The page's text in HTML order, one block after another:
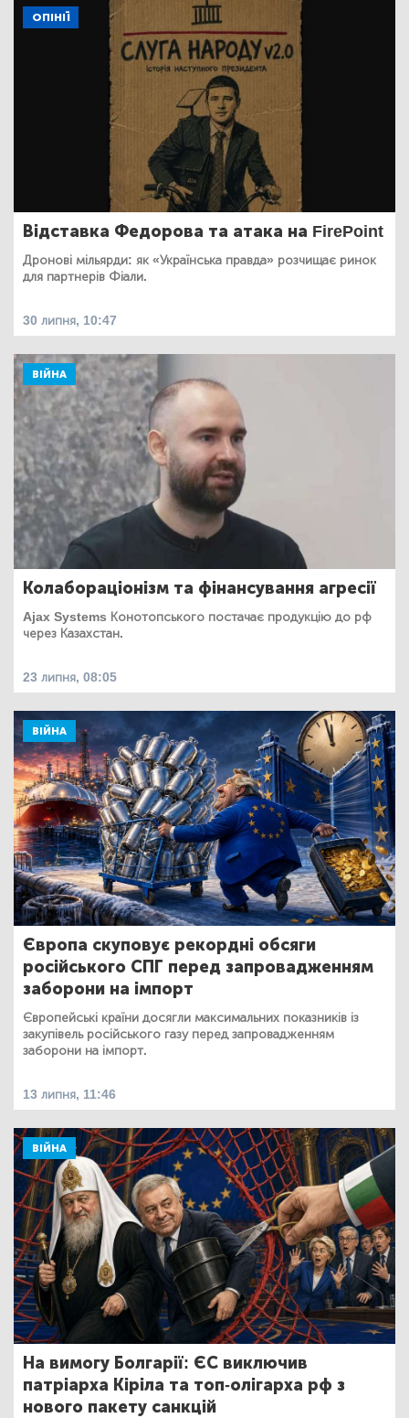
ОПІНІЇ
Відставка Федорова та атака на FirePoint
Дронові мільярди: як «Українська правда» розчищає ринок
для партнерів Фіали.
30 липня, 10:47
ВІЙНА
Колабораціонізм та фінансування агресії
Ajax Systems Конотопського постачає продукцію до рф
через Казахстан.
23 липня, 08:05
ВІЙНА
Європа скуповує рекордні обсяги
російського СПГ перед запровадженням
заборони на імпорт
Європейські країни досягли максимальних показників із
закупівель російського газу перед запровадженням
заборони на імпорт.
13 липня, 11:46
ВІЙНА
На вимогу Болгарії: ЄС виключив
патріарха Кіріла та топ-олігарха рф з
нового пакету санкцій